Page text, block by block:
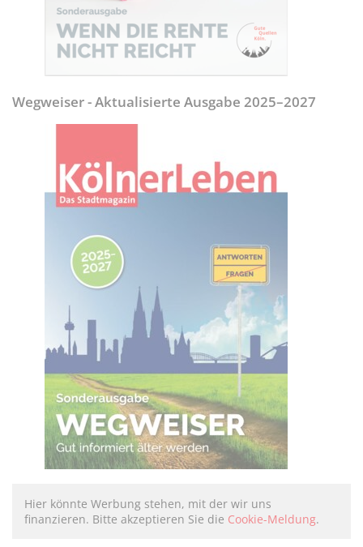
Wegweiser - Aktualisierte Ausgabe 2025–2027
Hier könnte Werbung stehen, mit der wir uns
finanzieren. Bitte akzeptieren Sie die Cookie-Meldung.